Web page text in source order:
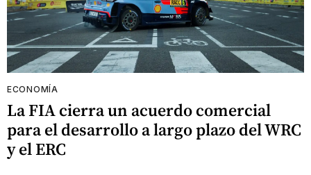
ECONOMÍA
La FIA cierra un acuerdo comercial
para el desarrollo a largo plazo del WRC
y el ERC